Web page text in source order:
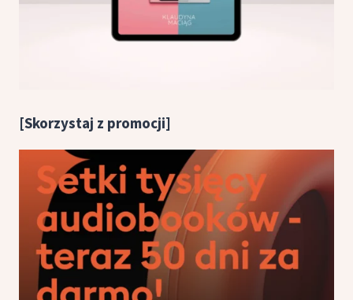
[Skorzystaj z promocji]